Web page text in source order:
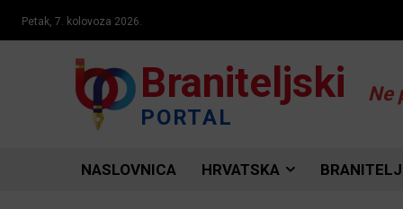
Petak, 7. kolovoza 2026.
Braniteljski
PORTAL
Ne
NASLOVNICA HRVATSKA